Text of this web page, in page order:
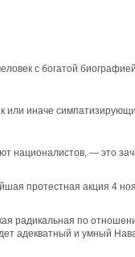
с богатой
или иначе
националистов, — это
протестная акция 4
радикальная по
адекватный и умный